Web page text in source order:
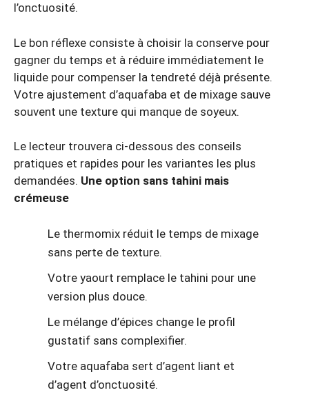
l’onctuosité.
Le bon réflexe consiste à choisir la conserve pour
gagner du temps et à réduire immédiatement le
liquide pour compenser la tendreté déjà présente.
Votre ajustement d’aquafaba et de mixage sauve
souvent une texture qui manque de soyeux.
Le lecteur trouvera ci‑dessous des conseils
pratiques et rapides pour les variantes les plus
demandées. Une option sans tahini mais
crémeuse
Le thermomix réduit le temps de mixage
sans perte de texture.
Votre yaourt remplace le tahini pour une
version plus douce.
Le mélange d’épices change le profil
gustatif sans complexifier.
Votre aquafaba sert d’agent liant et
d’agent d’onctuosité.